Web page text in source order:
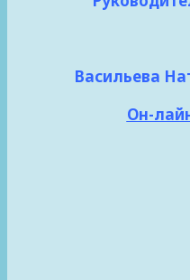
Васильева
Он-